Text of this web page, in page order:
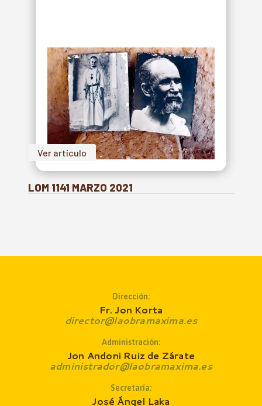
Ver artículo
LOM 1141 MARZO 2021
Dirección:
Fr. Jon Korta
director@laobramaxima.es
Administración:
Jon Andoni Ruiz de Zárate
administrador@laobramaxima.es
Secretaría:
José Ángel Laka